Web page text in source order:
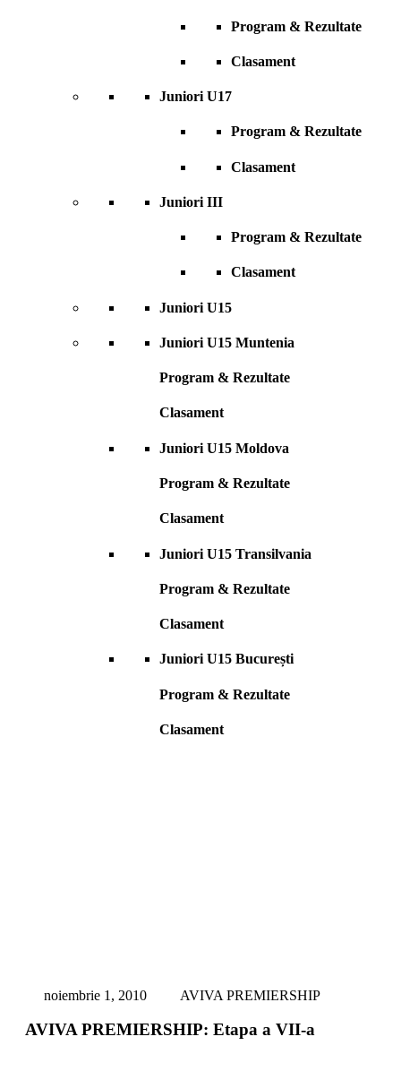
Program & Rezultate
Clasament
Juniori U17
Program & Rezultate
Clasament
Juniori III
Program & Rezultate
Clasament
Juniori U15
Juniori U15 Muntenia
Program & Rezultate
Clasament
Juniori U15 Moldova
Program & Rezultate
Clasament
Juniori U15 Transilvania
Program & Rezultate
Clasament
Juniori U15 București
Program & Rezultate
Clasament
noiembrie 1, 2010 AVIVA PREMIERSHIP
AVIVA PREMIERSHIP: Etapa a VII-a